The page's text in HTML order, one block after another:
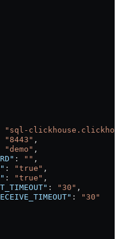
"sql-
"8443" ,
"demo" ,
: "" ,
: "true" ,
: "true" ,
: "30" ,
:
"30"